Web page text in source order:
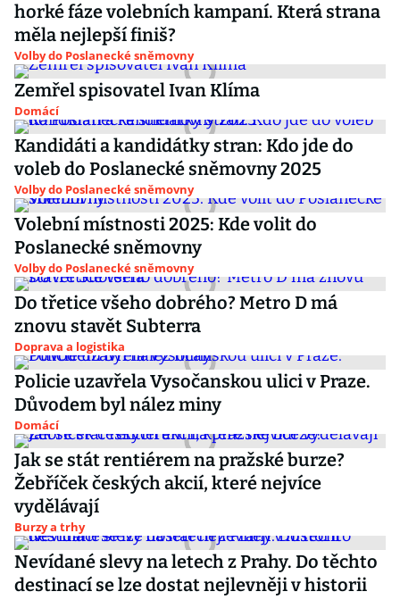
horké fáze volebních kampaní. Která strana
měla nejlepší finiš?
Volby do Poslanecké sněmovny
Zemřel spisovatel Ivan Klíma
Domácí
Kandidáti a kandidátky stran: Kdo jde do
voleb do Poslanecké sněmovny 2025
Volby do Poslanecké sněmovny
Volební místnosti 2025: Kde volit do
Poslanecké sněmovny
Volby do Poslanecké sněmovny
Do třetice všeho dobrého? Metro D má
znovu stavět Subterra
Doprava a logistika
Policie uzavřela Vysočanskou ulici v Praze.
Důvodem byl nález miny
Domácí
Jak se stát rentiérem na pražské burze?
Žebříček českých akcií, které nejvíce
vydělávají
Burzy a trhy
Nevídané slevy na letech z Prahy. Do těchto
destinací se lze dostat nejlevněji v historii